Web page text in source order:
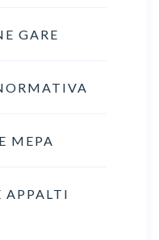
GARE
MEPA
APPALTI